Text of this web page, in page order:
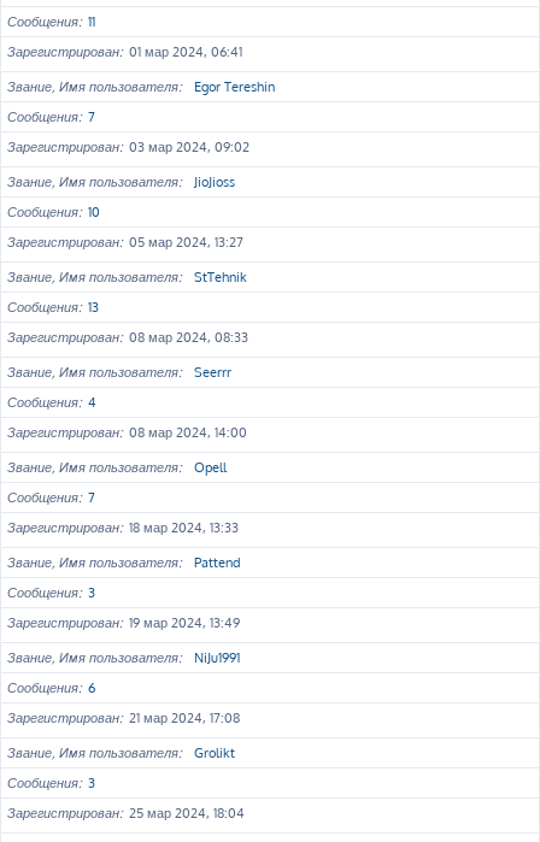
Сообщения 11
Зарегистрирован 01 мар 2024, 06:41
Звание, Имя пользователя
Egor Tereshin
Сообщения 7
Зарегистрирован 03 мар 2024, 09:02
Звание, Имя пользователя
JioJioss
Сообщения 10
Зарегистрирован 05 мар 2024, 13:27
Звание, Имя пользователя
StTehnik
Сообщения 13
Зарегистрирован 08 мар 2024, 08:33
Звание, Имя пользователя
Seerrr
Сообщения 4
Зарегистрирован 08 мар 2024, 14:00
Звание, Имя пользователя
Opell
Сообщения 7
Зарегистрирован 18 мар 2024, 13:33
Звание, Имя пользователя
Pattend
Сообщения 3
Зарегистрирован 19 мар 2024, 13:49
Звание, Имя пользователя
NiJu1991
Сообщения 6
Зарегистрирован 21 мар 2024, 17:08
Звание, Имя пользователя
Grolikt
Сообщения 3
Зарегистрирован 25 мар 2024, 18:04